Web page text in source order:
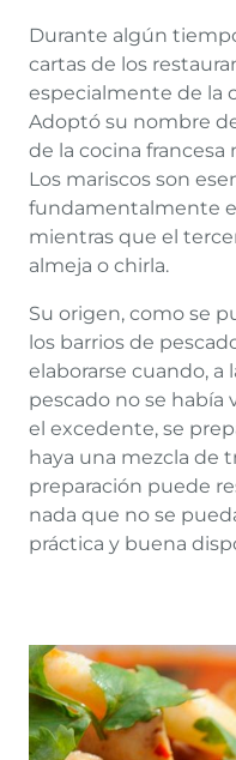
Durante algún
cartas de los
especialmente de la
Adoptó su nombre
de la cocina
Los mariscos son
fundamentalmente
mientras que el
almeja o chirla.
Su origen, como se
los barrios de
elaborarse cuando, a
pescado no se había
el excedente, se
haya una mezcla de
preparación puede
nada que no se
práctica y buena